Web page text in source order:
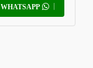
WHATSAPP